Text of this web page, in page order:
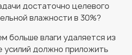
достаточно целевого
влажности в 30%?
больше влаги удаляется из
усилий должно приложить